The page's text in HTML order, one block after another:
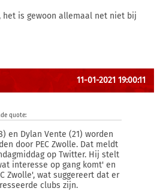
het is gewoon allemaal net niet bij
11-01-2021 19:00:11
quote:
en Dylan Vente (21) worden
door PEC Zwolle. Dat meldt
op Twitter. Hij stelt
interesse op gang komt' en
Zwolle', wat suggereert dat er
clubs zijn.